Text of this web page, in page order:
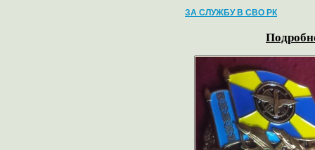
ЗА СЛУЖБУ В СВО РК